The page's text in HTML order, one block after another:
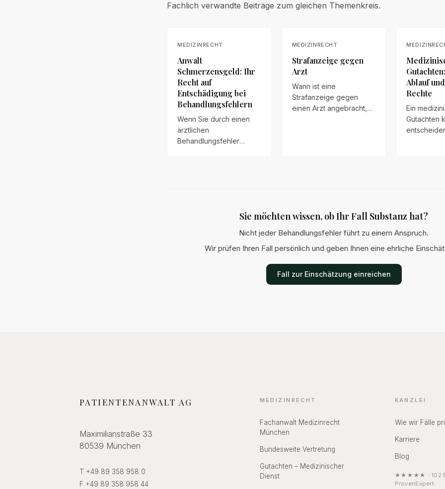
Fachlich verwandte Beiträge zum gleichen Themenkreis.
MEDIZINRECHT
Anwalt
Schmerzensgeld: Ihr
Recht auf
Entschädigung bei
Behandlungsfehlern
Wenn Sie durch einen
ärztlichen
Behandlungsfehler
Anspruchsvoraussetzungen,
MEDIZINRECHT
Strafanzeige gegen
Arzt
Wann ist eine
Strafanzeige gegen
einen Arzt angebracht,
Ablauf
Rechte
Ein
Gutachten
Sie möchten wissen, ob Ihr Fall Substanz hat?
Nicht jeder Behandlungsfehler führt zu einem Anspruch.
Wir prüfen Ihren Fall persönlich und geben Ihnen eine ehrliche
Fall zur Einschätzung einreichen
PATIENTENANWALT AG
Maximilianstraße 33
80539 München
T +49 89 358 958 0
F +49 89 358 958 44
MEDIZINRECHT
Fachanwalt Medizinrecht
München
Bundesweite Vertretung
Gutachten – Medizinischer
Dienst
KANZLEI
Wie wir Fälle
Karriere
Blog
★★★★★ · 102
ProvenExpert